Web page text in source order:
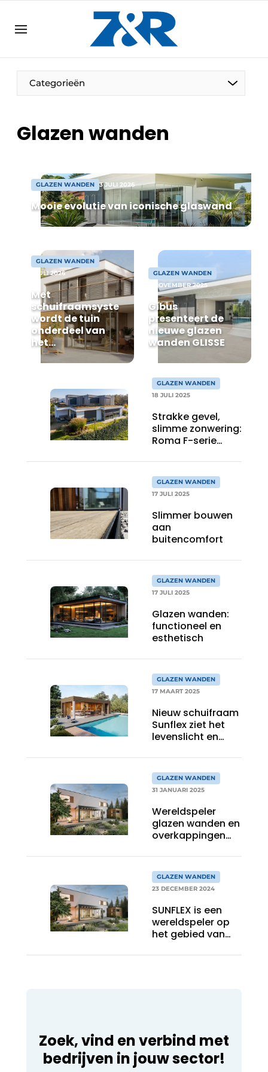
DE EN
NL
Categorieën
Glazen wanden
GLAZEN WANDEN 3 JULI 2026
Mooie evolutie van iconische glaswand
GLAZEN WANDEN
1 JULI 2026
Met
schuifraamsystemen
wordt de tuin
onderdeel van
het
wooncomfort
GLAZEN WANDEN
7 NOVEMBER 2025
Gibus
presenteert de
nieuwe glazen
wanden GLISSE
GLAZEN WANDEN
18 JULI 2025
Strakke gevel,
slimme zonwering:
Roma F-serie
moderne woning
GLAZEN WANDEN
17 JULI 2025
Slimmer bouwen
aan
buitencomfort
GLAZEN WANDEN
17 JULI 2025
Glazen wanden:
functioneel en
esthetisch
GLAZEN WANDEN
17 MAART 2025
Nieuw schuifraam
Sunflex ziet het
levenslicht en
bezoekers op de
beurs
GLAZEN WANDEN
31 JANUARI 2025
Wereldspeler
glazen wanden en
overkappingen
fundament
GLAZEN WANDEN
23 DECEMBER 2024
SUNFLEX is een
wereldspeler op
het gebied van
overkappingen,
Zoek, vind en verbind met
bedrijven in jouw sector!